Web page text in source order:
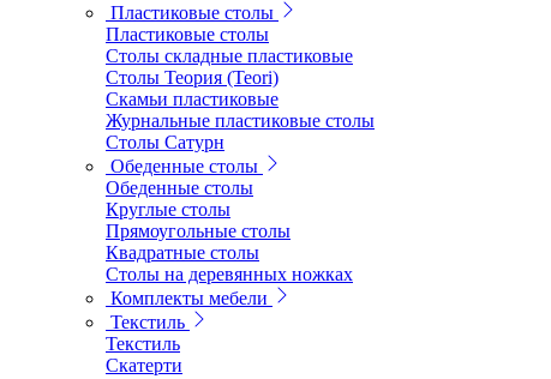
Пластиковые столы
Пластиковые столы
Столы складные пластиковые
Столы Теория (Teori)
Скамьи пластиковые
Журнальные пластиковые столы
Столы Сатурн
Обеденные столы
Обеденные столы
Круглые столы
Прямоугольные столы
Квадратные столы
Столы на деревянных ножках
Комплекты мебели
Текстиль
Текстиль
Скатерти